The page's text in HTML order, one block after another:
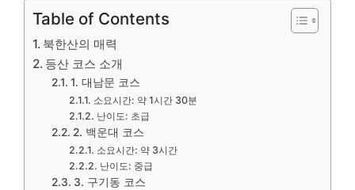
Table of Contents
북한산의 매력
등산 코스 소개
1. 대남문 코스
소요시간: 약 1시간 30분
난이도: 초급
2. 백운대 코스
소요시간: 약 3시간
난이도: 중급
3. 구기동 코스